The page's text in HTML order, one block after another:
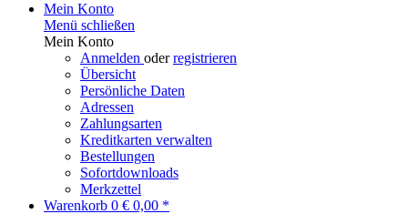
Mein Konto
Menü schließen
Mein Konto
Anmelden oderregistrieren
Übersicht
Persönliche Daten
Adressen
Zahlungsarten
Kreditkarten verwalten
Bestellungen
Sofortdownloads
Merkzettel
Warenkorb 0 € 0,00 *